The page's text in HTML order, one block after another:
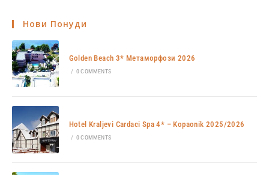
Нови Понуди
Golden Beach 3* Метаморфози 2026
/ 0 COMMENTS
Hotel Kraljevi Cardaci Spa 4* – Kopaonik 2025/2026
/ 0 COMMENTS